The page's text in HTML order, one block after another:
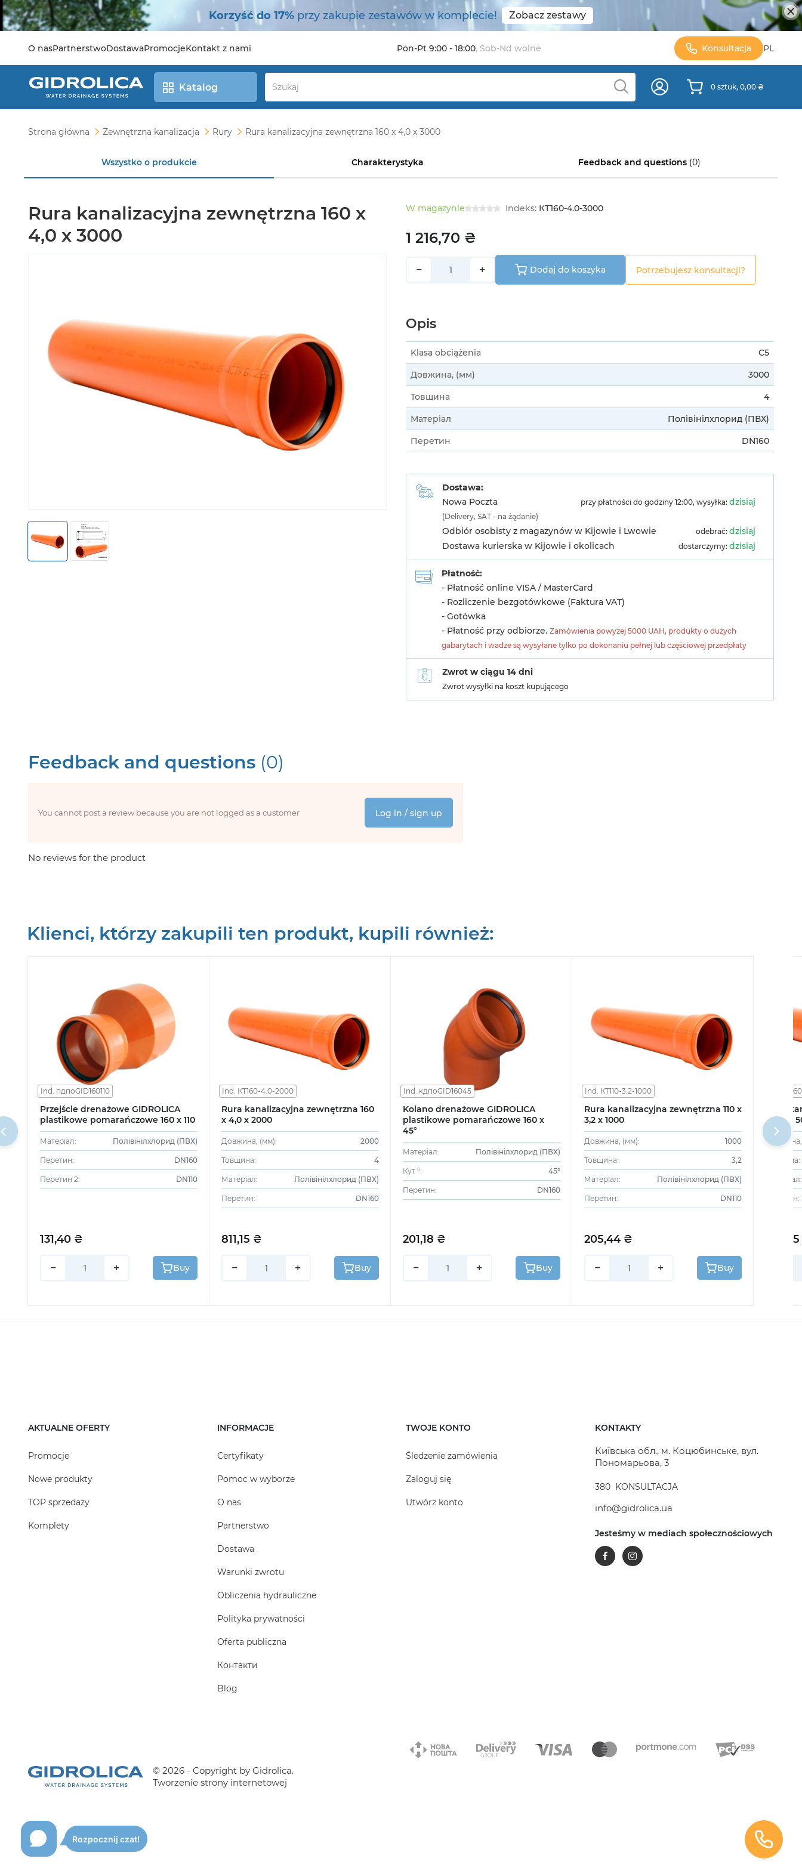
Korzyść do 17% przy zakupie zestawów w komplecie! Zobacz zestawy
O nasPartnerstwoDostawaPromocjeKontakt z nami Pon-Pt 9:00 - 18:00, Sob-Nd wolne Konsultacja PL
Katalog 0 sztuk, 0,00 ₴
Strona główna Zewnętrzna kanalizacja Rury Rura kanalizacyjna zewnętrzna 160 x 4,0 x 3000
Wszystko o produkcie Charakterystyka Feedback and questions (0)
Rura kanalizacyjna zewnętrzna 160 x
4,0 x 3000
W magazynie Indeks: КТ160-4.0-3000
1 216,70 ₴
− + Dodaj do koszyka Potrzebujesz konsultacji?
Opis
Klasa obciążenia C5
Довжина, (мм) 3000
Товщина 4
Матеріал Полівінілхлорид (ПВХ)
Перетин DN160
Dostawa:
Nowa Poczta
(Delivery, SAT - na żądanie)
przy płatności do godziny 12:00, wysyłka: dzisiaj
Odbiór osobisty z magazynów w Kijowie i Lwowie odebrać: dzisiaj
Dostawa kurierska w Kijowie i okolicach
dostarczymy: dzisiaj
Płatność:
- Płatność online VISA / MasterCard
- Rozliczenie bezgotówkowe (Faktura VAT)
- Gotówka
- Płatność przy odbiorze. Zamówienia powyżej 5000 UAH, produkty o dużych
gabarytach i wadze są wysyłane tylko po dokonaniu pełnej lub częściowej przedpłaty
Zwrot w ciągu 14 dni
Zwrot wysyłki na koszt kupującego
Feedback and questions (0)
You cannot post a review because you are not logged as a customer Log in / sign up
No reviews for the product
Klienci, którzy zakupili ten produkt, kupili również:
1000
Ind. пдпоGID160110
Przejście drenażowe GIDROLICA
plastikowe pomarańczowe 160 x 110
Матеріал: Полівінілхлорид (ПВХ)
Перетин: DN160
Перетин 2: DN110
131,40 ₴
− + Buy
Ind. КТ160-4.0-2000
Rura kanalizacyjna zewnętrzna 160
x 4,0 x 2000
Довжина, (мм): 2000
Товщина: 4
Матеріал: Полівінілхлорид (ПВХ)
Перетин: DN160
811,15 ₴
− + Buy
Ind. кдпоGID16045
Kolano drenażowe GIDROLICA
plastikowe pomarańczowe 160 x
45°
Матеріал: Полівінілхлорид (ПВХ)
Кут °: 45°
Перетин: DN160
201,18 ₴
− + Buy
Ind. КТ110-3.2-1000
Rura kanalizacyjna zewnętrzna 110 x
3,2 x 1000
Довжина, (мм): 1000
Товщина: 3,2
Матеріал: Полівінілхлорид (ПВХ)
Перетин: DN110
205,44 ₴
− + Buy
Ind.
Rura
x 4,0 x
Товщина:
Матеріал:
Перетин:
AKTUALNE OFERTY
Promocje
Nowe produkty
TOP sprzedaży
Komplety
INFORMACJE
Certyfikaty
Pomoc w wyborze
O nas
Partnerstwo
Dostawa
Warunki zwrotu
Obliczenia hydrauliczne
Polityka prywatności
Oferta publiczna
Контакти
Blog
TWOJE KONTO
Śledzenie zamówienia
Zaloguj się
Utwórz konto
KONTAKTY
Київська обл., м. Коцюбинське, вул.
Пономарьова, 3
380 KONSULTACJA
info@gidrolica.ua
Jesteśmy w mediach społecznościowych
FacebookInstagram
© 2026 - Copyright by Gidrolica.
Tworzenie strony internetowej